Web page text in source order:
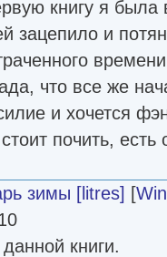
книгу я
зацепило и
что все же
и хочется
почить,
зимы [litres] [
книги.